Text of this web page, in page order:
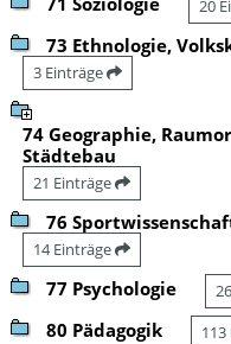
20
73 Ethnologie,
3 Einträge
74 Geographie,
Städtebau
21 Einträge
76
14 Einträge
77 Psychologie
80 Pädagogik